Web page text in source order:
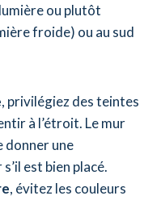
ou plutôt
froide) ou au sud
, privilégiez des teintes
à l’étroit. Le mur
donner une
est bien placé.
, évitez les couleurs